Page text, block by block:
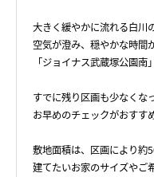
大きく緩やかに流れる白川
空気が澄み、穏やかな時間
「ジョイナス武蔵塚公園南
すでに残り区画も少なくな
お早めのチェックがおすす
敷地面積は、区画により約
建てたいお家のサイズやご